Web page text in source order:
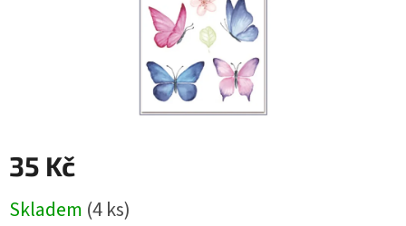
35 Kč
cena:
Skladem (4 ks)